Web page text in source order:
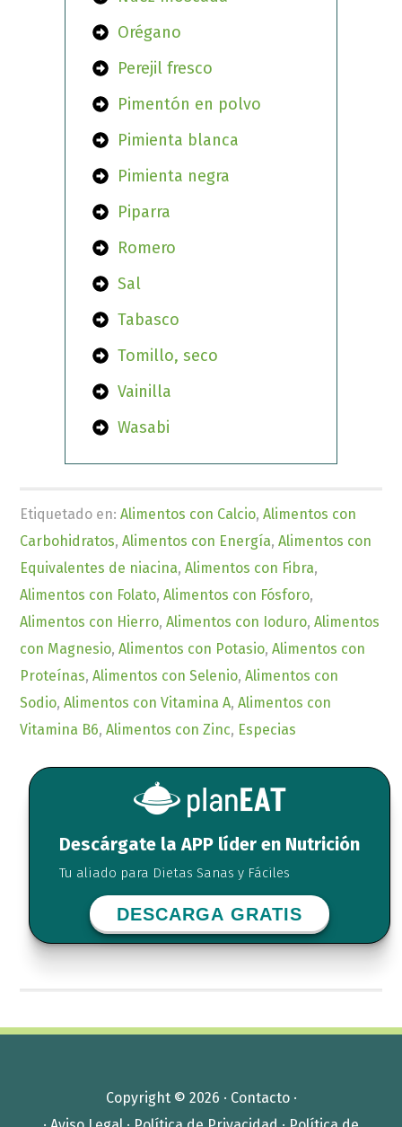
Orégano
Perejil fresco
Pimentón en polvo
Pimienta blanca
Pimienta negra
Piparra
Romero
Sal
Tabasco
Tomillo, seco
Vainilla
Wasabi
Etiquetado en:Alimentos con Calcio,Alimentos con
Carbohidratos,Alimentos con Energía,Alimentos con
Equivalentes de niacina,Alimentos con Fibra,
Alimentos con Folato,Alimentos con Fósforo,
Alimentos con Hierro,Alimentos con Ioduro,Alimentos
con Magnesio,Alimentos con Potasio,Alimentos con
Proteínas,Alimentos con Selenio,Alimentos con
Sodio,Alimentos con Vitamina A,Alimentos con
Vitamina B6,Alimentos con Zinc, Especias
Descárgate la APP líder en Nutrición
Tu aliado para Dietas Sanas y Fáciles
DESCARGA GRATIS
Copyright © 2026 · Contacto·